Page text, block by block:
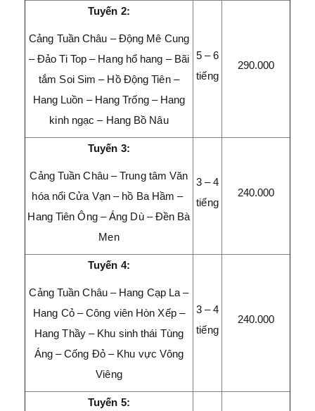
Tuyến 2:
Cảng Tuần Châu – Động Mê Cung
– Đảo Ti Top – Hang hổ hang – Bãi
tắm Soi Sim – Hồ Động Tiên –
Hang Luồn – Hang Trống – Hang
kinh ngạc – Hang Bồ Nâu
5 – 6
tiếng
290.000
Tuyến 3:
Cảng Tuần Châu – Trung tâm Văn
hóa nổi Cửa Vạn – hồ Ba Hầm –
Hang Tiên Ông – Áng Dù – Đền Bà
Men
3 – 4
tiếng
240.000
Tuyến 4:
Cảng Tuần Châu – Hang Cạp La –
Hang Cỏ – Công viên Hòn Xếp –
Hang Thầy – Khu sinh thái Tùng
Áng – Cống Đỏ – Khu vực Vông
Viêng
3 – 4
tiếng
240.000
Tuyến 5: